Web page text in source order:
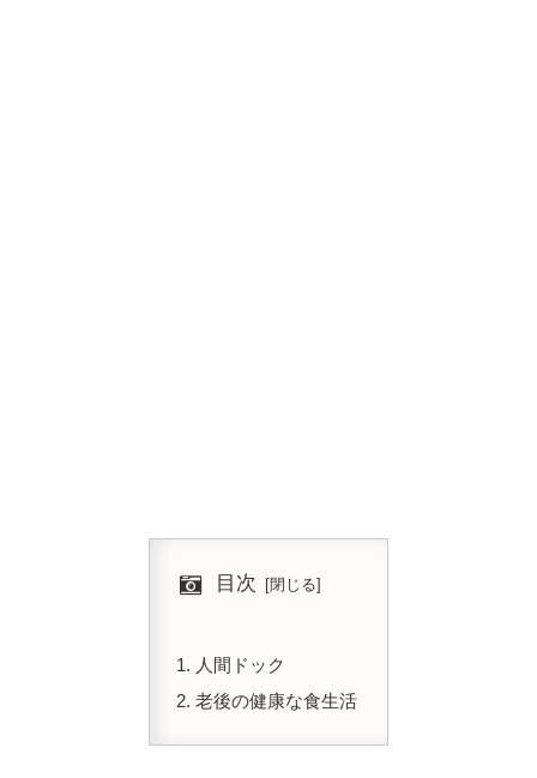
目次
人間ドック
老後の健康な食生活